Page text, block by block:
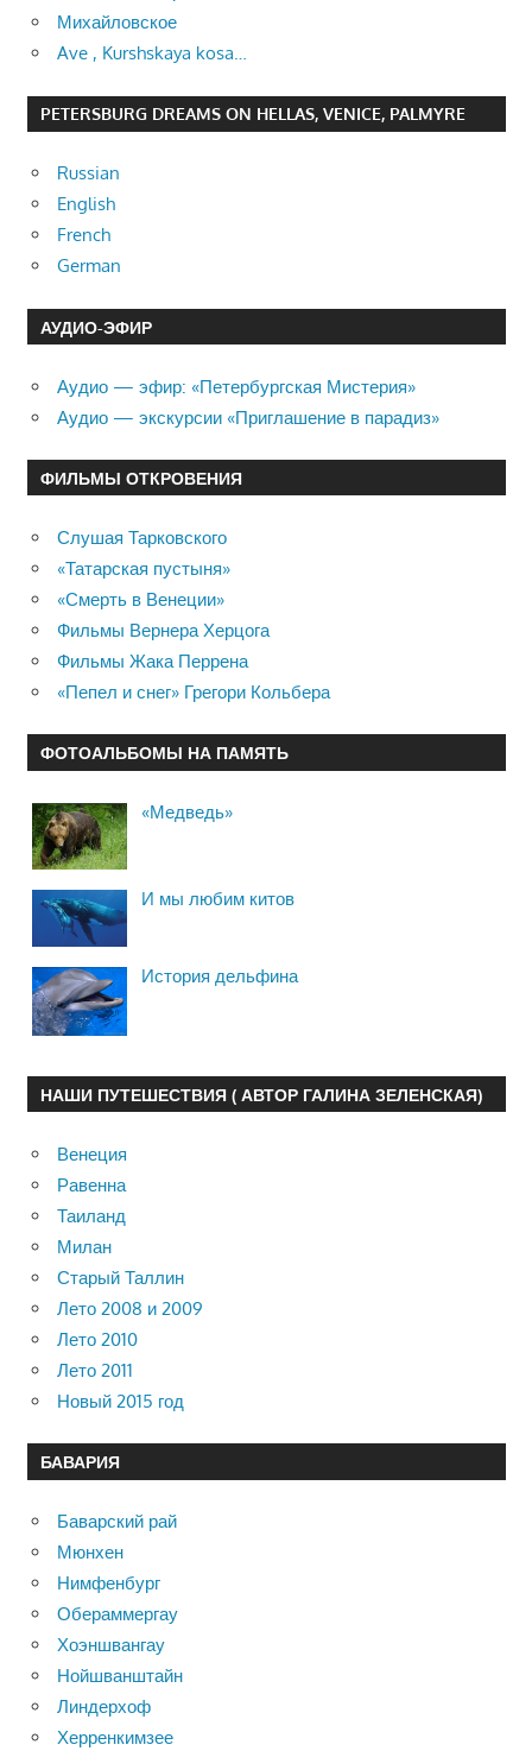
Михайловское
Ave , Kurshskaya kosa…
PETERSBURG DREAMS ON HELLAS, VENICE, PALMYRE
Russian
English
French
German
АУДИО-ЭФИР
Аудио — эфир: «Петербургская Мистерия»
Аудио — экскурсии «Приглашение в парадиз»
ФИЛЬМЫ ОТКРОВЕНИЯ
Слушая Тарковского
«Татарская пустыня»
«Смерть в Венеции»
Фильмы Вернера Херцога
Фильмы Жака Перрена
«Пепел и снег» Грегори Кольбера
ФОТОАЛЬБОМЫ НА ПАМЯТЬ
«Медведь»
И мы любим китов
История дельфина
НАШИ ПУТЕШЕСТВИЯ ( АВТОР ГАЛИНА ЗЕЛЕНСКАЯ)
Венеция
Равенна
Таиланд
Милан
Старый Таллин
Лето 2008 и 2009
Лето 2010
Лето 2011
Новый 2015 год
БАВАРИЯ
Баварский рай
Мюнхен
Нимфенбург
Обераммергау
Хоэншвангау
Нойшванштайн
Линдерхоф
Херренкимзее